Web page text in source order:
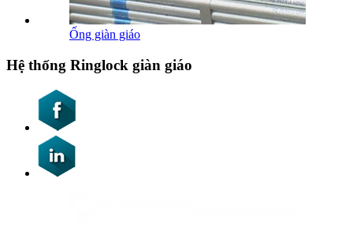
Ống giàn giáo
Hệ thống Ringlock giàn giáo